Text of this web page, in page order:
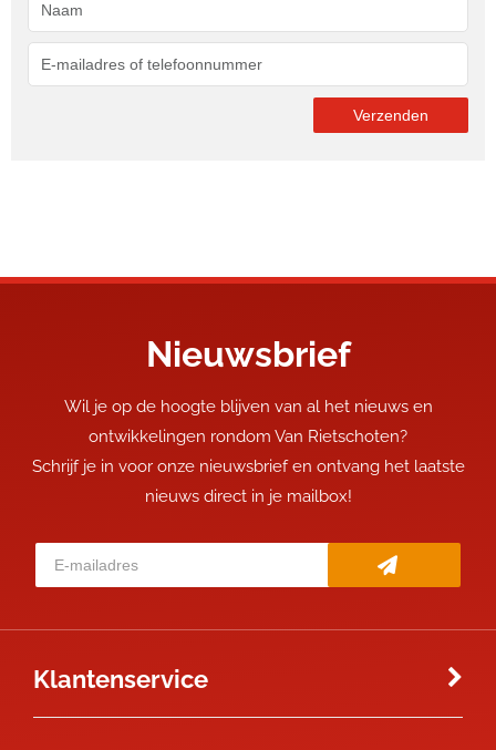
Nieuwsbrief
Wil je op de hoogte blijven van al het nieuws en
ontwikkelingen rondom Van Rietschoten?
Schrijf je in voor onze nieuwsbrief en ontvang het laatste
nieuws direct in je mailbox!
Klantenservice